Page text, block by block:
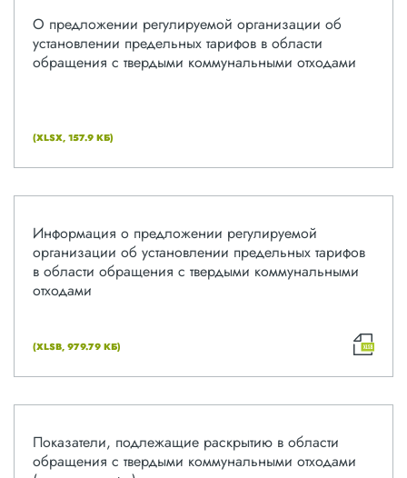
О предложении регулируемой организации об
установлении предельных тарифов в области
обращения с твердыми коммунальными отходами
(XLSX, 157.9 КБ)
Информация о предложении регулируемой
организации об установлении предельных тарифов
в области обращения с твердыми коммунальными
отходами
(XLSB, 979.79 КБ)
Показатели, подлежащие раскрытию в области
обращения с твердыми коммунальными отходами